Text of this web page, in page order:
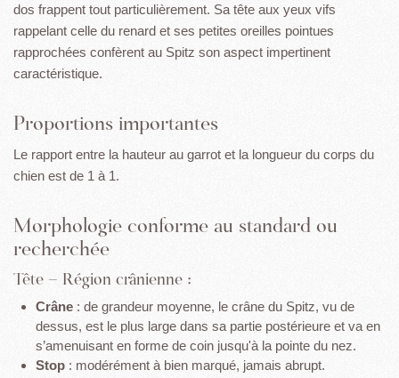
dos frappent tout particulièrement. Sa tête aux yeux vifs
rappelant celle du renard et ses petites oreilles pointues
rapprochées confèrent au Spitz son aspect impertinent
caractéristique.
Proportions importantes
Le rapport entre la hauteur au garrot et la longueur du corps du
chien est de 1 à 1.
Morphologie conforme au standard ou
recherchée
Tête – Région crânienne :
Crâne : de grandeur moyenne, le crâne du Spitz, vu de
dessus, est le plus large dans sa partie postérieure et va en
s’amenuisant en forme de coin jusqu'à la pointe du nez.
Stop : modérément à bien marqué, jamais abrupt.